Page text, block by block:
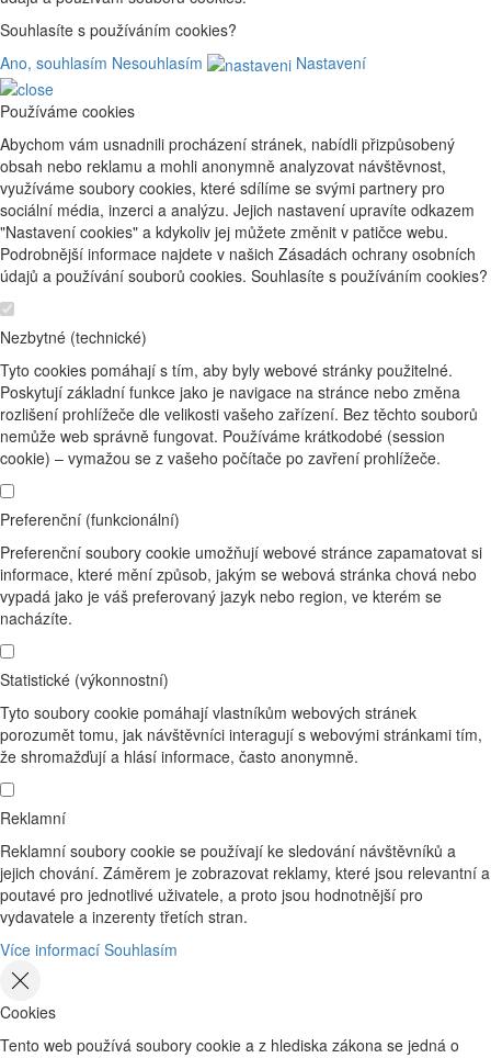
Souhlasíte s používáním cookies?
Ano, souhlasím Nesouhlasím Nastavení
Používáme cookies
Abychom vám usnadnili procházení stránek, nabídli přizpůsobený
obsah nebo reklamu a mohli anonymně analyzovat návštěvnost,
využíváme soubory cookies, které sdílíme se svými partnery pro
sociální média, inzerci a analýzu. Jejich nastavení upravíte odkazem
"Nastavení cookies" a kdykoliv jej můžete změnit v patičce webu.
Podrobnější informace najdete v našich Zásadách ochrany osobních
údajů a používání souborů cookies. Souhlasíte s používáním cookies?
Nezbytné (technické)
Tyto cookies pomáhají s tím, aby byly webové stránky použitelné.
Poskytují základní funkce jako je navigace na stránce nebo změna
rozlišení prohlížeče dle velikosti vašeho zařízení. Bez těchto souborů
nemůže web správně fungovat. Používáme krátkodobé (session
cookie) – vymažou se z vašeho počítače po zavření prohlížeče.
Preferenční (funkcionální)
Preferenční soubory cookie umožňují webové stránce zapamatovat si
informace, které mění způsob, jakým se webová stránka chová nebo
vypadá jako je váš preferovaný jazyk nebo region, ve kterém se
nacházíte.
Statistické (výkonnostní)
Tyto soubory cookie pomáhají vlastníkům webových stránek
porozumět tomu, jak návštěvníci interagují s webovými stránkami tím,
že shromažďují a hlásí informace, často anonymně.
Reklamní
Reklamní soubory cookie se používají ke sledování návštěvníků a
jejich chování. Záměrem je zobrazovat reklamy, které jsou relevantní a
poutavé pro jednotlivé uživatele, a proto jsou hodnotnější pro
vydavatele a inzerenty třetích stran.
Více informací Souhlasím
Cookies
Tento web používá soubory cookie a z hlediska zákona se jedná o